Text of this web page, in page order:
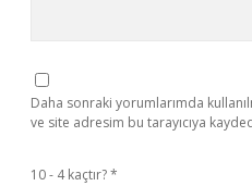
Daha sonraki yorumlarımda
ve site adresim bu tarayıcıya
10 - 4 kaçtır?*